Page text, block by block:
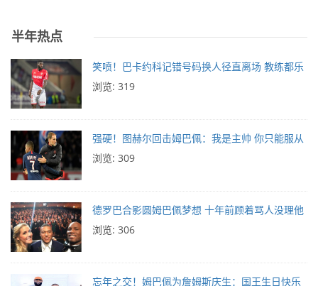
半年热点
笑喷！巴卡约科记错号码换人径直离场 教练都乐
浏览: 319
强硬！图赫尔回击姆巴佩：我是主帅 你只能服从
浏览: 309
德罗巴合影圆姆巴佩梦想 十年前顾着骂人没理他
浏览: 306
忘年之交！姆巴佩为詹姆斯庆生：国王生日快乐